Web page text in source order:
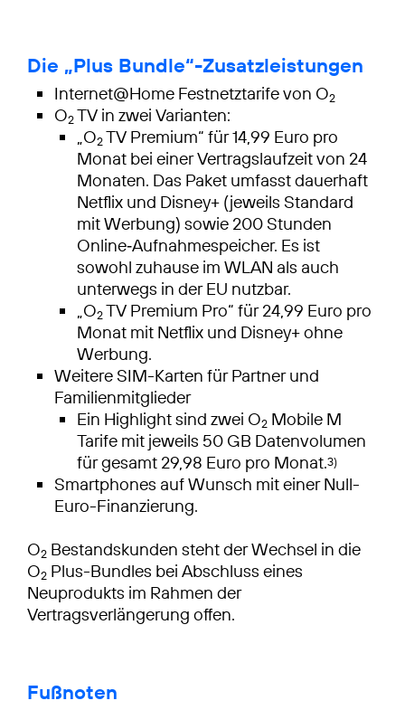
Die „Plus Bundle“-Zusatzleistungen
Internet@Home Festnetztarife von O2
O2TV in zwei Varianten:
„O2TV Premium“ für 14,99 Euro pro
Monat bei einer Vertragslaufzeit von 24
Monaten. Das Paket umfasst dauerhaft
Netflix und Disney+ (jeweils Standard
mit Werbung) sowie 200 Stunden
Online‑Aufnahmespeicher. Es ist
sowohl zuhause im WLAN als auch
unterwegs in der EU nutzbar.
„O2TV Premium Pro“ für 24,99 Euro pro
Monat mit Netflix und Disney+ ohne
Werbung.
Weitere SIM-Karten für Partner und
Familienmitglieder
Ein Highlight sind zwei O2 Mobile M
Tarife mit jeweils 50 GB Datenvolumen
für gesamt 29,98 Euro pro Monat.3)
Smartphones auf Wunsch mit einer Null-
Euro-Finanzierung.
O2 Bestandskunden steht der Wechsel in die
O2 Plus-Bundles bei Abschluss eines
Neuprodukts im Rahmen der
Vertragsverlängerung offen.
Fußnoten